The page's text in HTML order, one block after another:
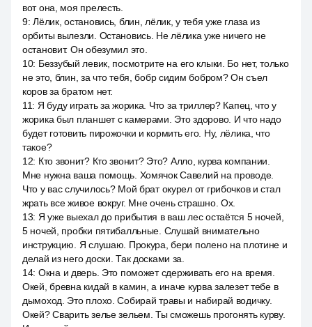
вот она, моя прелесть.
9:Лёлик, остановись, блин, лёлик, у тебя уже глаза из
орбиты вылезли. Остановись. Не лёлика уже ничего не
остановит. Он обезумил это.
10: Беззубый левик, посмотрите на его клыки. Бо нет, только
не это, блин, за что тебя, бобр сидим бобром? Он съел
коров за братом нет.
11: Я буду играть за жорика. Что за триллер? Капец, что у
жорика был планшет с камерами. Это здорово. И что надо
будет готовить пирожочки и кормить его. Ну, лёлика, что
такое?
12: Кто звонит? Кто звонит? Это? Алло, курва компании.
Мне нужна ваша помощь. Хомячок Савелий на проводе.
Что у вас случилось? Мой брат окурел от грибочков и стал
жрать все живое вокруг. Мне очень страшно. Ох.
13: Я уже выехал до прибытия в ваш лес остаётся 5 ночей,
5 ночей, пробки пятибалльные. Слушай внимательно
инструкцию. Я слушаю. Прокура, бери полено на плотине и
делай из него доски. Так досками за.
14: Окна и дверь. Это поможет сдерживать его на время.
Окей, бревна кидай в камин, а иначе курва залезет тебе в
дымоход. Это плохо. Собирай травы и набирай водичку.
Окей? Сварить зелье зельем. Ты сможешь прогонять курву.